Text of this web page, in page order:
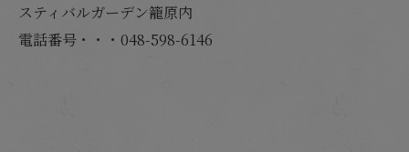
スティバルガーデン籠原内
電話番号・・・048-598-6146